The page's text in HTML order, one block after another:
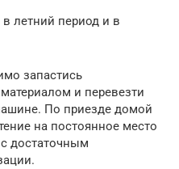
в летний период и в
запастись
и перевезти
По приезде домой
на постоянное место
достаточным